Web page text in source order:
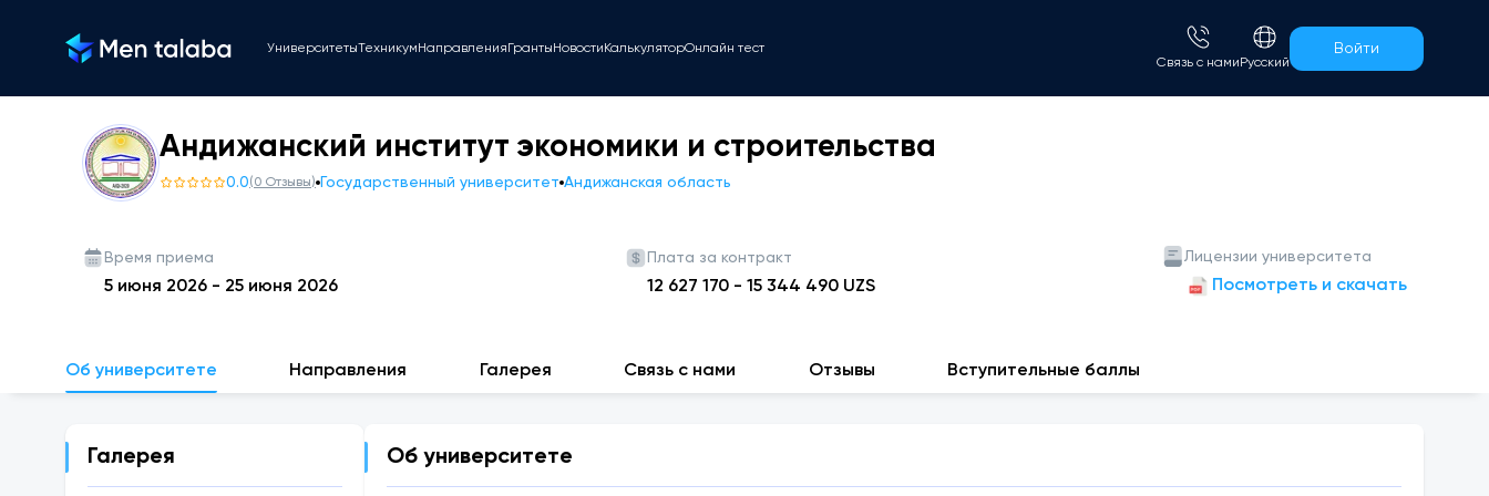
УниверситетыТехникум Направления Гранты Новости КалькуляторОнлайн тест
Связь с нами Русский
Войти
Андижанский институт экономики и строительства
0.0(0 Отзывы) Государственный университет Андижанская область
Время приема
5 июня 2026 - 25 июня 2026
Плата за контракт
12 627 170 - 15 344 490 UZS
Лицензии университета
Посмотреть и скачать
Об университете Направления Галерея Связь с нами Отзывы Вступительные баллы
Галерея Об университете